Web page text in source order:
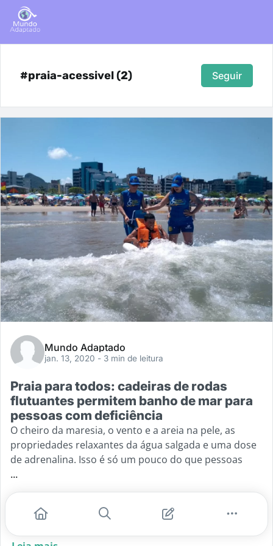
#praia-acessivel (2) Seguir
Mundo Adaptado
jan. 13, 2020 - 3 min de leitura
Praia para todos: cadeiras de rodas
flutuantes permitem banho de mar para
pessoas com deficiência
O cheiro da maresia, o vento e a areia na pele, as
propriedades relaxantes da água salgada e uma dose
de adrenalina. Isso é só um pouco do que pessoas
...
#cadeiras anfíbias
#verão acessível